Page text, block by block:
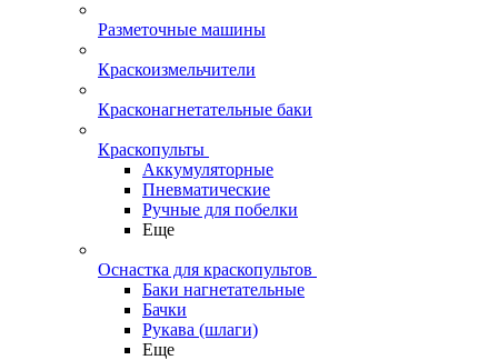
Разметочные машины
Краскоизмельчители
Красконагнетательные баки
Краскопульты
Аккумуляторные
Пневматические
Ручные для побелки
Еще
Оснастка для краскопультов
Баки нагнетательные
Бачки
Рукава (шлаги)
Еще